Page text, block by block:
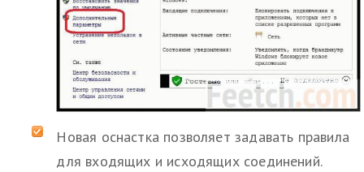
Новая оснастка позволяет задавать правила
для входящих и исходящих соединений.